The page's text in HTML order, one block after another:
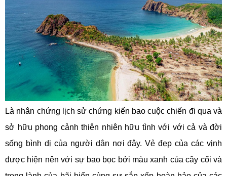
Là nhân chứng lịch sử chứng kiến bao cuộc chiến đi qua và
sở hữu phong cảnh thiên nhiên hữu tình với với cả và đời
sống bình dị của người dân nơi đây. Vẻ đẹp của các vịnh
được hiện nên với sự bao bọc bởi màu xanh của cây cối và